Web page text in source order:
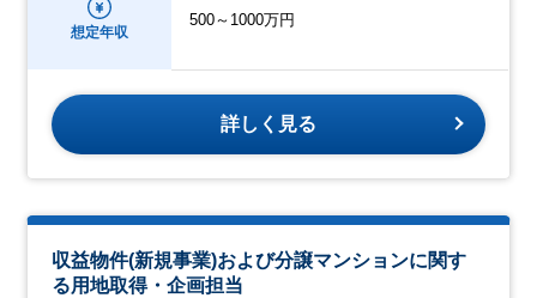
想定年収
500～1000万円
詳しく見る
収益物件(新規事業)および分譲マンションに関す
る用地取得・企画担当